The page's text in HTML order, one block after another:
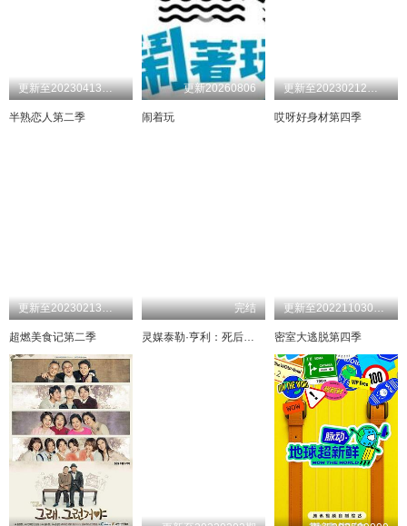
更新至20230413加更版期
半熟恋人第二季
更新20260806
闹着玩
更新至20230212第9期
哎呀好身材第四季
更新至20230213加更版期
超燃美食记第二季
完结
灵媒泰勒·亨利：死后生活
更新至202211030713体验版期
密室大逃脱第四季